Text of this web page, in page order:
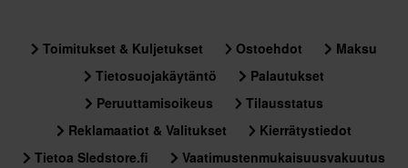
Toimitukset & Kuljetukset Ostoehdot
Maksu
Tietosuojakäytäntö
Palautukset
Peruuttamisoikeus
Tilausstatus
Reklamaatiot & Valitukset
Kierrätystiedot
Tietoa Sledstore.fi
Vaatimustenmukaisuusvakuutus